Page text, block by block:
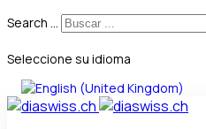
Search ...
Seleccione su idioma